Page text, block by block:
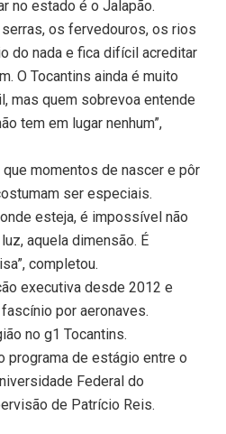
no estado é o Jalapão.
os fervedouros, os rios
do nada e fica difícil acreditar
O Tocantins ainda é muito
mas quem sobrevoa entende
tem em lugar nenhum”,
momentos de nascer e pôr
ser especiais.
esteja, é impossível não
aquela dimensão. É
completou.
executiva desde 2012 e
por aeronaves.
no g1 Tocantins.
programa de estágio entre o
Federal do
de Patrício Reis.